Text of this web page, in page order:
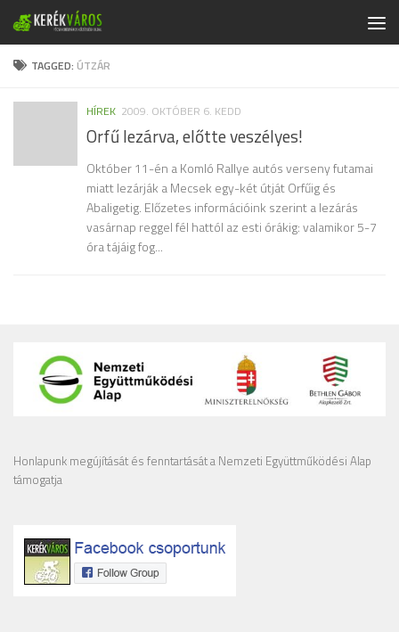
Skip to content
TAGGED: ÚTZÁR
HÍREK 2009. OKTÓBER 6. KEDD
Orfű lezárva, előtte veszélyes!
Október 11-én a Komló Rallye autós verseny futamai
miatt lezárják a Mecsek egy-két útját Orfűig és
Abaligetig. Előzetes információink szerint a lezárás
vasárnap reggel fél hattól az esti órákig: valamikor 5-7
óra tájáig fog...
Honlapunk megújítását és fenntartását a Nemzeti Együttműködési Alap
támogatja